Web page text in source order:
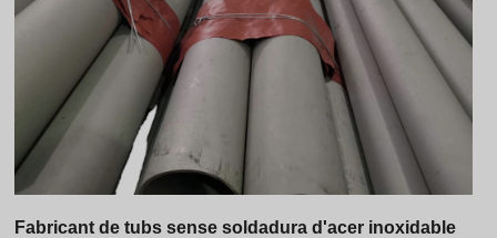
Fabricant de tubs sense soldadura d'acer inoxidable